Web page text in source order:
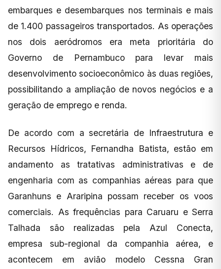
embarques e desembarques nos terminais e mais
de 1.400 passageiros transportados. As operações
nos dois aeródromos era meta prioritária do
Governo de Pernambuco para levar mais
desenvolvimento socioeconômico às duas regiões,
possibilitando a ampliação de novos negócios e a
geração de emprego e renda.
De acordo com a secretária de Infraestrutura e
Recursos Hídricos, Fernandha Batista, estão em
andamento as tratativas administrativas e de
engenharia com as companhias aéreas para que
Garanhuns e Araripina possam receber os voos
comerciais. As frequências para Caruaru e Serra
Talhada são realizadas pela Azul Conecta,
empresa sub-regional da companhia aérea, e
acontecem em avião modelo Cessna Gran